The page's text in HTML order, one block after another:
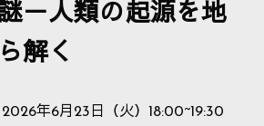
－人類の起源を地
解く
2026年6月23日（火）18:00~19:30